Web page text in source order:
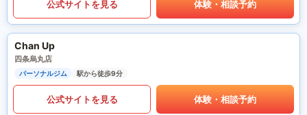
公式サイトを見る 体験・相談予約
Chan Up
四条烏丸店
パーソナルジム 駅から徒歩9分
公式サイトを見る 体験・相談予約